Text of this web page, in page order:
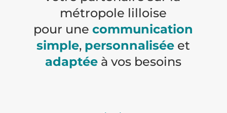
métropole lilloise
pour unecommunication
simple, personnalisée et
adaptée à vos besoins